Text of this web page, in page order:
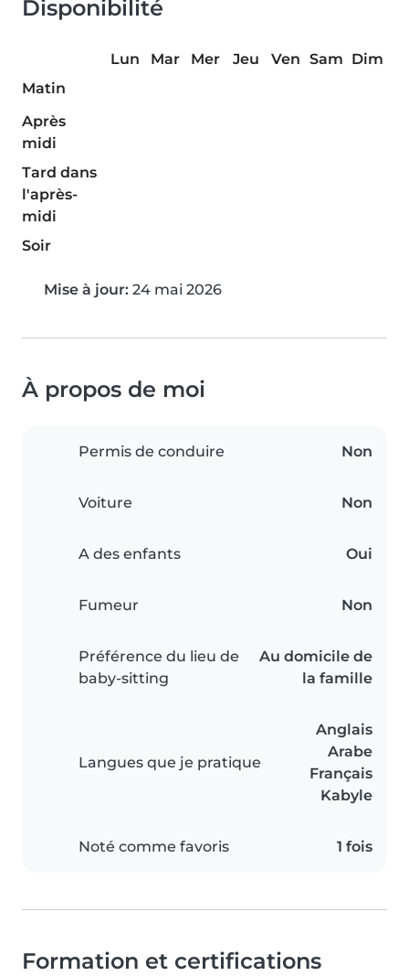
Disponibilité
Lun Mar Mer Jeu Ven Sam Dim
Matin
Après
midi
Tard dans
l'après-
midi
Soir
Mise à jour: 24 mai 2026
À propos de moi
Permis de conduire Non
Voiture Non
A des enfants Oui
Fumeur Non
Préférence du lieu de
baby-sitting
Au domicile de
la famille
Langues que je pratique
Anglais
Arabe
Français
Kabyle
Noté comme favoris 1 fois
Formation et certifications